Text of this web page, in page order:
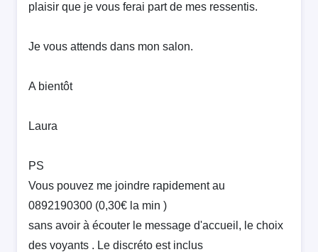
plaisir que je vous ferai part de mes ressentis.
Je vous attends dans mon salon.
A bientôt
Laura
PS
Vous pouvez me joindre rapidement au
0892190300 (0,30€ la min )
sans avoir à écouter le message d'accueil, le choix
des voyants . Le discréto est inclus